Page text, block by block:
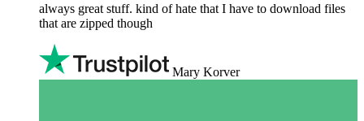
always great stuff. kind of hate that I have to download files
that are zipped though
Mary Korver